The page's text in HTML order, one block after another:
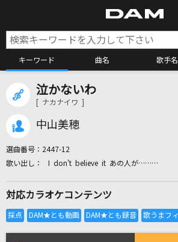
キーワード 曲名 歌手名
全国りれき
泣かないわ
[ ナカナイワ ]
中山美穂
選曲番号： 2447-12
I don't believe it あの人が………
対応カラオケコンテンツ